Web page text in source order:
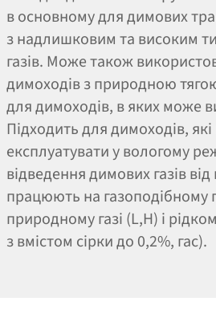
в основному для димових
з надлишковим та високим
газів. Може також
димоходів з природною
для димоходів, в яких може
Підходить для димоходів,
експлуатувати у вологому
відведення димових газів
працюють на газоподібному
природному газі (L,H) і
з вмістом сірки до 0,2%, гас).